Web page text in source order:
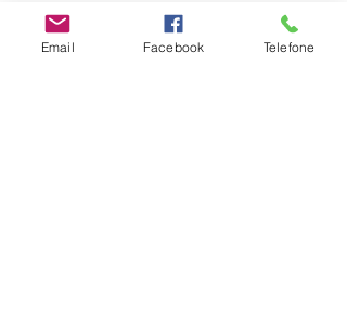
Emoções
AdultosEmail Facebook Telefone